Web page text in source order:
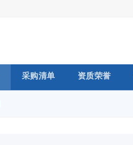
采购清单 资质荣誉